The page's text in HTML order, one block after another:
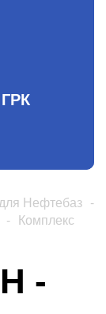
Нефтебаз -
- Комплекс
-